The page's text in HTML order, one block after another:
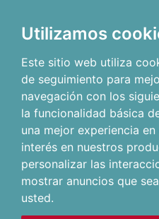
Utilizamos
Este sitio web utiliza
de seguimiento para
navegación con los
la funcionalidad básica
una mejor experiencia
interés en nuestros
personalizar las
mostrar anuncios que
usted.